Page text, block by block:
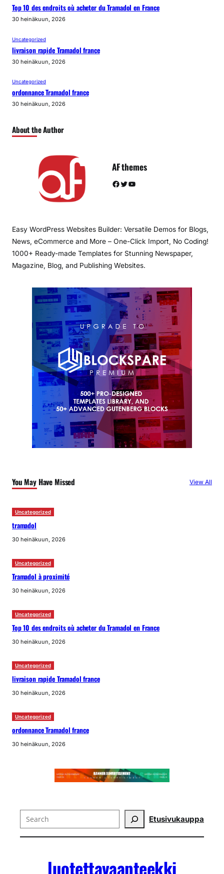
Top 10 des endroits où acheter du Tramadol en France
30 heinäkuun, 2026
Uncategorized
livraison rapide Tramadol france
30 heinäkuun, 2026
Uncategorized
ordonnance Tramadol france
30 heinäkuun, 2026
About the Author
AF themes
Facebook Twitter YouTube
Easy WordPress Websites Builder: Versatile Demos for Blogs,
News, eCommerce and More – One-Click Import, No Coding!
1000+ Ready-made Templates for Stunning Newspaper,
Magazine, Blog, and Publishing Websites.
You May Have Missed View All
Uncategorized
tramadol
30 heinäkuun, 2026
Uncategorized
Tramadol à proximité
30 heinäkuun, 2026
Uncategorized
Top 10 des endroits où acheter du Tramadol en France
30 heinäkuun, 2026
Uncategorized
livraison rapide Tramadol france
30 heinäkuun, 2026
Uncategorized
ordonnance Tramadol france
30 heinäkuun, 2026
Search Etusivukauppa
luotettavaapteekki